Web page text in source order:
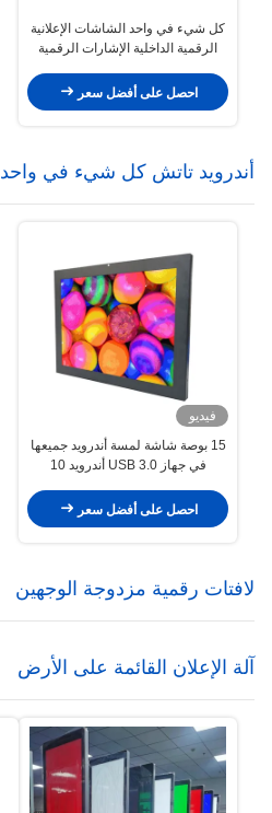
كل شيء في واحد الشاشات الإعلانية
الرقمية الداخلية الإشارات الرقمية
احصل على أفضل سعر
أندرويد تاتش كل شيء في واحد
فيديو
15 بوصة شاشة لمسة أندرويد جميعها
في جهاز USB 3.0 أندرويد 10
احصل على أفضل سعر
لافتات رقمية مزدوجة الوجهين
آلة الإعلان القائمة على الأرض